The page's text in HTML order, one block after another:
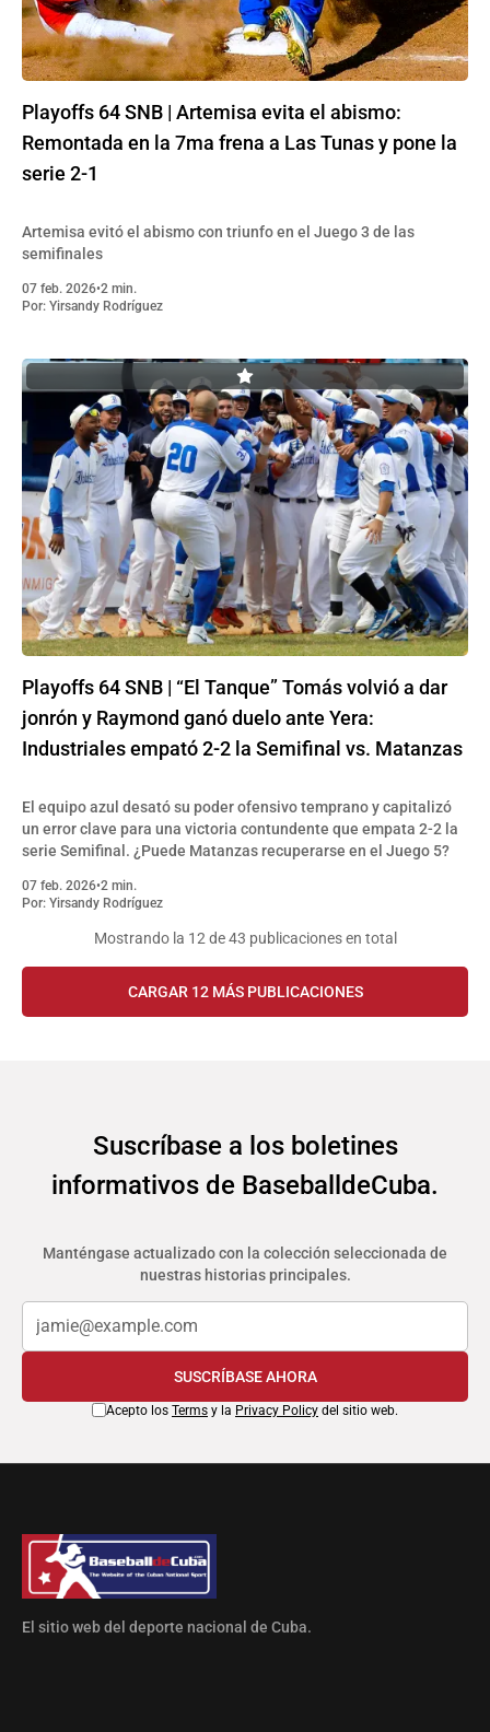
Playoffs 64 SNB | Artemisa evita el abismo:
Remontada en la 7ma frena a Las Tunas y pone la
serie 2-1
Artemisa evitó el abismo con triunfo en el Juego 3 de las
semifinales
07 feb. 2026•2 min.
Por: Yirsandy Rodríguez
Playoffs 64 SNB | “El Tanque” Tomás volvió a dar
jonrón y Raymond ganó duelo ante Yera:
Industriales empató 2-2 la Semifinal vs. Matanzas
El equipo azul desató su poder ofensivo temprano y capitalizó
un error clave para una victoria contundente que empata 2-2 la
serie Semifinal. ¿Puede Matanzas recuperarse en el Juego 5?
07 feb. 2026•2 min.
Por: Yirsandy Rodríguez
Mostrando la 12 de 43 publicaciones en total
CARGAR 12 MÁS PUBLICACIONES
Suscríbase a los boletines
informativos de BaseballdeCuba.
Manténgase actualizado con la colección seleccionada de
nuestras historias principales.
SUSCRÍBASE AHORA
Acepto los Terms y la Privacy Policy del sitio web.
El sitio web del deporte nacional de Cuba.